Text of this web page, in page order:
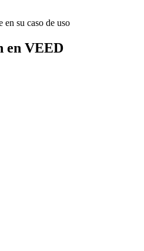
en su caso de uso
en VEED